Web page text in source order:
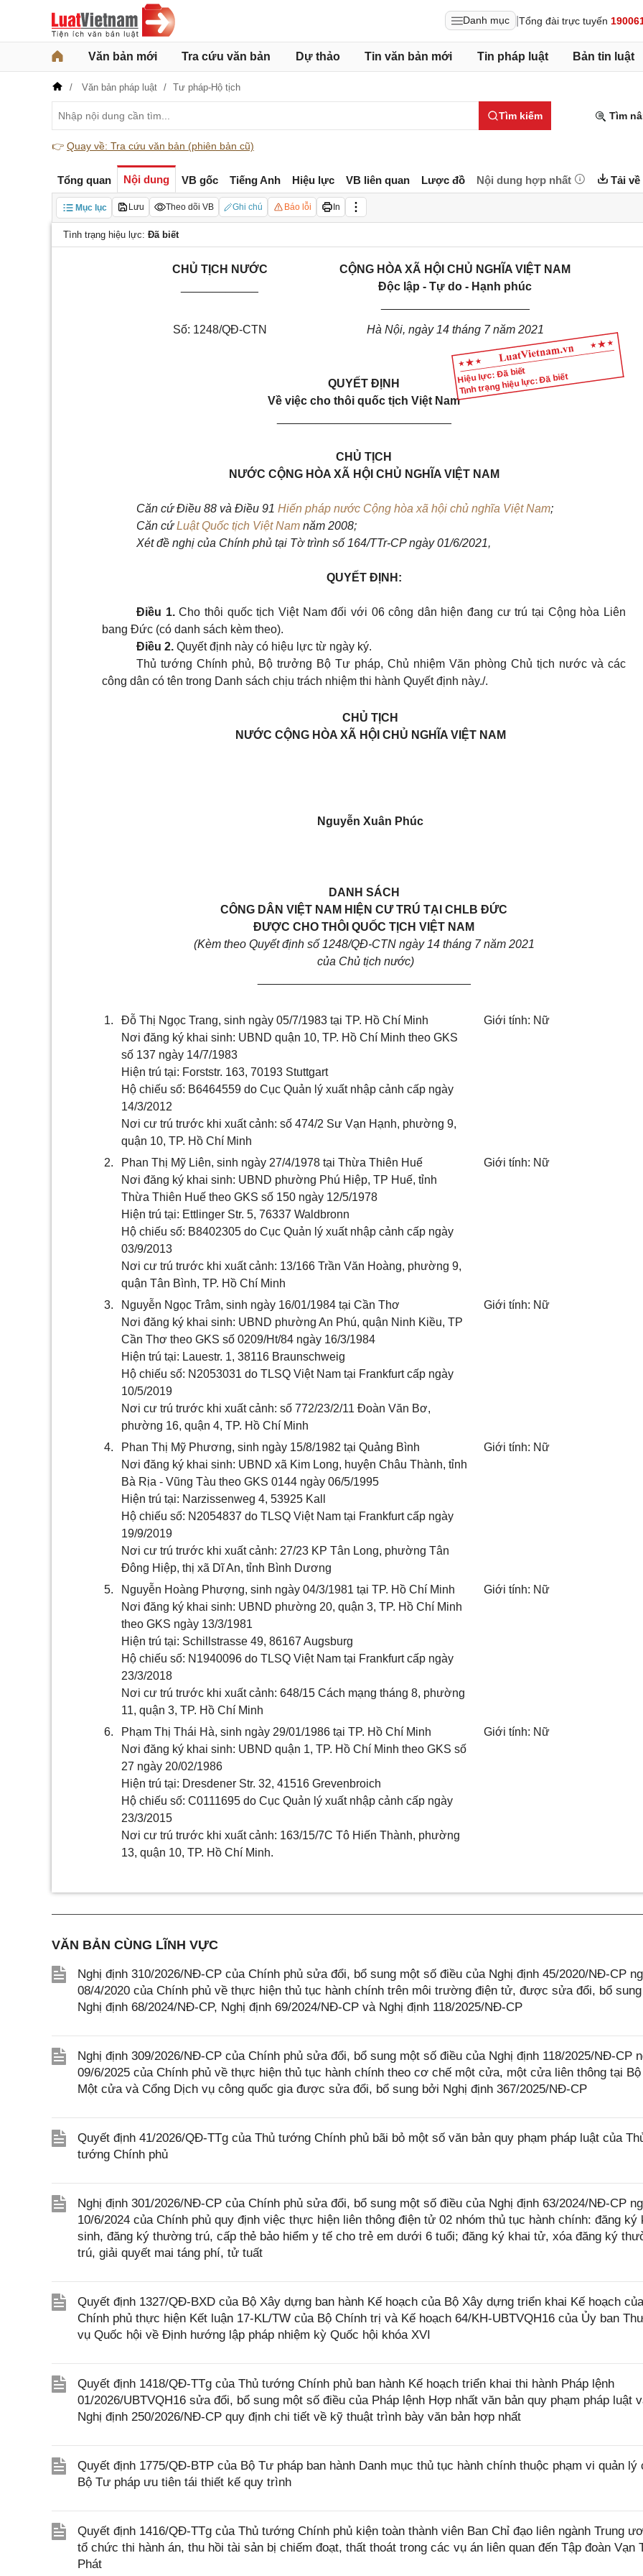
Danh mục Tổng đài trực tuyến
Văn bản mới Tra cứu văn bản Dự thảo Tin văn bản mới Tin pháp luật Bản tin luật
Văn bản pháp luật Tư pháp-Hộ tịch
Tìm kiếm Tìm
👉 Quay về: Tra cứu văn bản (phiên bản cũ)
Tổng quan Nội dung VB gốc Tiếng Anh Hiệu lực VB liên quan Lược đồ Nội dung hợp nhất Tải về
Mục lục Lưu Theo dõi VB Ghi chú Báo lỗi In
Tình trạng hiệu lực: Đã biết
Hiệu lực: Đã biết
Tình trạng hiệu lực: Đã biết
CHỦ TỊCH NƯỚC
CỘNG HÒA XÃ HỘI CHỦ NGHĨA VIỆT NAM
Độc lập - Tự do - Hạnh phúc
Số: 1248/QĐ-CTN Hà Nội, ngày 14 tháng 7 năm 2021
QUYẾT ĐỊNH
Về việc cho thôi quốc tịch Việt Nam
CHỦ TỊCH
NƯỚC CỘNG HÒA XÃ HỘI CHỦ NGHĨA VIỆT NAM
Căn cứĐiều 88 và Điều 91 Hiến pháp nước Cộng hòa xã hội chủ nghĩa Việt Nam;
Căn cứLuật Quốc tịch Việt Nam năm 2008;
Xét đề nghị của Chính phủ tại Tờ trình số 164/TTr-CP ngày 01/6/2021,
QUYẾT ĐỊNH:
Điều 1. Cho thôi quốc tịch Việt Nam đối với 06 công dân hiện đang cư trú tại Cộng hòa Liên
bang Đức (có danh sách kèm theo).
Điều 2. Quyết định này có hiệu lực từ ngày ký.
Thủ tướng Chính phủ, Bộ trưởng Bộ Tư pháp, Chủ nhiệm Văn phòng Chủ tịch nước và các
công dân có tên trong Danh sách chịu trách nhiệm thi hành Quyết định này./.
CHỦ TỊCH
NƯỚC CỘNG HÒA XÃ HỘI CHỦ NGHĨA VIỆT NAM
Nguyễn Xuân Phúc
DANH SÁCH
CÔNG DÂN VIỆT NAM HIỆN CƯ TRÚ TẠI CHLB ĐỨC
ĐƯỢC CHO THÔI QUỐC TỊCH VIỆT NAM
(Kèm theo Quyết định số 1248/QĐ-CTN ngày 14 tháng 7 năm 2021
của Chủ tịch nước)
1.
Đỗ Thị Ngọc Trang, sinh ngày 05/7/1983 tại TP. Hồ Chí Minh
Nơi đăng ký khai sinh: UBND quận 10, TP. Hồ Chí Minh theo GKS
số 137 ngày 14/7/1983
Hiện trú tại: Forststr. 163, 70193 Stuttgart
Hộ chiếu số: B6464559 do Cục Quản lý xuất nhập cảnh cấp ngày
14/3/2012
Nơi cư trú trước khi xuất cảnh: số 474/2 Sư Vạn Hạnh, phường 9,
quận 10, TP. Hồ Chí Minh
Giới tính: Nữ
2.
Phan Thị Mỹ Liên, sinh ngày 27/4/1978 tại Thừa Thiên Huế
Nơi đăng ký khai sinh: UBND phường Phú Hiệp, TP Huế, tỉnh
Thừa Thiên Huế theo GKS số 150 ngày 12/5/1978
Hiện trú tại: Ettlinger Str. 5, 76337 Waldbronn
Hộ chiếu số: B8402305 do Cục Quản lý xuất nhập cảnh cấp ngày
03/9/2013
Nơi cư trú trước khi xuất cảnh: 13/166 Trần Văn Hoàng, phường 9,
quận Tân Bình, TP. Hồ Chí Minh
Giới tính: Nữ
3.
Nguyễn Ngọc Trâm, sinh ngày 16/01/1984 tại Cần Thơ
Nơi đăng ký khai sinh: UBND phường An Phú, quận Ninh Kiều, TP
Cần Thơ theo GKS số 0209/Ht/84 ngày 16/3/1984
Hiện trú tại: Lauestr. 1, 38116 Braunschweig
Hộ chiếu số: N2053031 do TLSQ Việt Nam tại Frankfurt cấp ngày
10/5/2019
Nơi cư trú trước khi xuất cảnh: số 772/23/2/11 Đoàn Văn Bơ,
phường 16, quận 4, TP. Hồ Chí Minh
Giới tính: Nữ
4.
Phan Thị Mỹ Phương, sinh ngày 15/8/1982 tại Quảng Bình
Nơi đăng ký khai sinh: UBND xã Kim Long, huyện Châu Thành, tỉnh
Bà Rịa - Vũng Tàu theo GKS 0144 ngày 06/5/1995
Hiện trú tại: Narzissenweg 4, 53925 Kall
Hộ chiếu số: N2054837 do TLSQ Việt Nam tại Frankfurt cấp ngày
19/9/2019
Nơi cư trú trước khi xuất cảnh: 27/23 KP Tân Long, phường Tân
Đông Hiệp, thị xã Dĩ An, tỉnh Bình Dương
Giới tính: Nữ
5.
Nguyễn Hoàng Phượng, sinh ngày 04/3/1981 tại TP. Hồ Chí Minh
Nơi đăng ký khai sinh: UBND phường 20, quận 3, TP. Hồ Chí Minh
theo GKS ngày 13/3/1981
Hiện trú tại: Schillstrasse 49, 86167 Augsburg
Hộ chiếu số: N1940096 do TLSQ Việt Nam tại Frankfurt cấp ngày
23/3/2018
Nơi cư trú trước khi xuất cảnh: 648/15 Cách mạng tháng 8, phường
11, quận 3, TP. Hồ Chí Minh
Giới tính: Nữ
6.
Phạm Thị Thái Hà, sinh ngày 29/01/1986 tại TP. Hồ Chí Minh
Nơi đăng ký khai sinh: UBND quận 1, TP. Hồ Chí Minh theo GKS số
27 ngày 20/02/1986
Hiện trú tại: Dresdener Str. 32, 41516 Grevenbroich
Hộ chiếu số: C0111695 do Cục Quản lý xuất nhập cảnh cấp ngày
23/3/2015
Nơi cư trú trước khi xuất cảnh: 163/15/7C Tô Hiến Thành, phường
13, quận 10, TP. Hồ Chí Minh.
Giới tính: Nữ
VĂN BẢN CÙNG LĨNH VỰC
Nghị định 310/2026/NĐ-CP của Chính phủ sửa đổi, bổ sung một số điều của Nghị định 45/2020/NĐ-CP
08/4/2020 của Chính phủ về thực hiện thủ tục hành chính trên môi trường điện tử, được sửa đổi, bổ
Nghị định 68/2024/NĐ-CP, Nghị định 69/2024/NĐ-CP và Nghị định 118/2025/NĐ-CP
Nghị định 309/2026/NĐ-CP của Chính phủ sửa đổi, bổ sung một số điều của Nghị định 118/2025/NĐ-CP
09/6/2025 của Chính phủ về thực hiện thủ tục hành chính theo cơ chế một cửa, một cửa liên thông tại Bộ
Một cửa và Cổng Dịch vụ công quốc gia được sửa đổi, bổ sung bởi Nghị định 367/2025/NĐ-CP
Quyết định 41/2026/QĐ-TTg của Thủ tướng Chính phủ bãi bỏ một số văn bản quy phạm pháp luật của
tướng Chính phủ
Nghị định 301/2026/NĐ-CP của Chính phủ sửa đổi, bổ sung một số điều của Nghị định 63/2024/NĐ-CP
10/6/2024 của Chính phủ quy định việc thực hiện liên thông điện tử 02 nhóm thủ tục hành chính: đăng ký
sinh, đăng ký thường trú, cấp thẻ bảo hiểm y tế cho trẻ em dưới 6 tuổi; đăng ký khai tử, xóa đăng ký
trú, giải quyết mai táng phí, tử tuất
Quyết định 1327/QĐ-BXD của Bộ Xây dựng ban hành Kế hoạch của Bộ Xây dựng triển khai Kế hoạch của
Chính phủ thực hiện Kết luận 17-KL/TW của Bộ Chính trị và Kế hoạch 64/KH-UBTVQH16 của Ủy ban
vụ Quốc hội về Định hướng lập pháp nhiệm kỳ Quốc hội khóa XVI
Quyết định 1418/QĐ-TTg của Thủ tướng Chính phủ ban hành Kế hoạch triển khai thi hành Pháp lệnh
01/2026/UBTVQH16 sửa đổi, bổ sung một số điều của Pháp lệnh Hợp nhất văn bản quy phạm pháp luật
Nghị định 250/2026/NĐ-CP quy định chi tiết về kỹ thuật trình bày văn bản hợp nhất
Quyết định 1775/QĐ-BTP của Bộ Tư pháp ban hành Danh mục thủ tục hành chính thuộc phạm vi quản lý
Bộ Tư pháp ưu tiên tái thiết kế quy trình
Quyết định 1416/QĐ-TTg của Thủ tướng Chính phủ kiện toàn thành viên Ban Chỉ đạo liên ngành Trung
tổ chức thi hành án, thu hồi tài sản bị chiếm đoạt, thất thoát trong các vụ án liên quan đến Tập đoàn Vạn
Phát